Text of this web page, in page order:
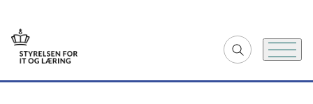
Gå til forsiden Fold søgefelt ud
Menu